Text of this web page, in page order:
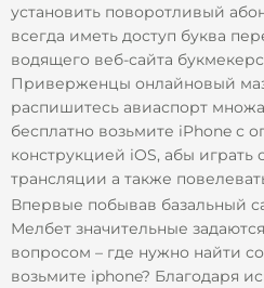
установить поворотливый
всегда иметь доступ буква
водящего веб-сайта
Приверженцы онлайновый
распишитесь авиаспорт
бесплатно возьмите iPhone с
конструкцией iOS, абы играть
трансляции а также
Впервые побывав базальный
Мелбет значительные задаются
вопросом – где нужно найти
возьмите iphone? Благодаря